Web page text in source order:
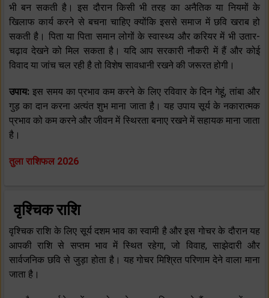
भी बन सकती है। इस दौरान किसी भी तरह का अनैतिक या नियमों के
खिलाफ कार्य करने से बचना चाहिए क्योंकि इससे समाज में छवि खराब हो
सकती है। पिता या पिता समान लोगों के स्वास्थ्य और करियर में भी उतार-
चढ़ाव देखने को मिल सकता है। यदि आप सरकारी नौकरी में हैं और कोई
विवाद या जांच चल रही है तो विशेष सावधानी रखने की जरूरत होगी।
उपाय: इस समय का प्रभाव कम करने के लिए रविवार के दिन गेहूं, तांबा और
गुड़ का दान करना अत्यंत शुभ माना जाता है। यह उपाय सूर्य के नकारात्मक
प्रभाव को कम करने और जीवन में स्थिरता बनाए रखने में सहायक माना जाता
है।
तुला राशिफल 2026
वृश्चिक राशि
वृश्चिक राशि के लिए सूर्य दशम भाव का स्वामी है और इस गोचर के दौरान यह
आपकी राशि से सप्तम भाव में स्थित रहेगा, जो विवाह, साझेदारी और
सार्वजनिक छवि से जुड़ा होता है। यह गोचर मिश्रित परिणाम देने वाला माना
जाता है।